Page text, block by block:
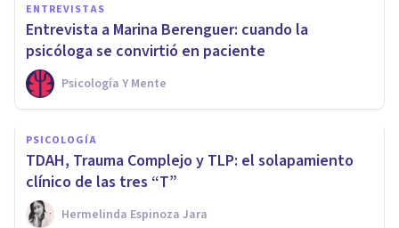
ENTREVISTAS
Entrevista a Marina Berenguer: cuando la
psicóloga se convirtió en paciente
Psicología Y Mente
PSICOLOGÍA
TDAH, Trauma Complejo y TLP: el solapamiento
clínico de las tres “T”
Hermelinda Espinoza Jara